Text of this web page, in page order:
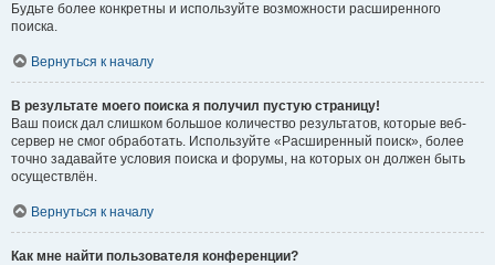
Будьте более конкретны и используйте возможности расширенного
поиска.
Вернуться к началу
В результате моего поиска я получил пустую страницу!
Ваш поиск дал слишком большое количество результатов, которые веб-
сервер не смог обработать. Используйте «Расширенный поиск», более
точно задавайте условия поиска и форумы, на которых он должен быть
осуществлён.
Вернуться к началу
Как мне найти пользователя конференции?